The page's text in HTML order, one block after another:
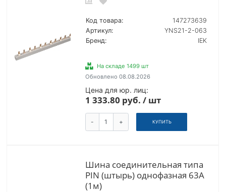
Код товара:
147273639
Артикул:
YNS21-2-063
Бренд:
IEK
На складе 1499 шт
Обновлено 08.08.2026
Цена для юр. лиц:
1 333.80 руб. / шт
- + КУПИТЬ
Шина соединительная типа
PIN (штырь) однофазная 63А
(1м)